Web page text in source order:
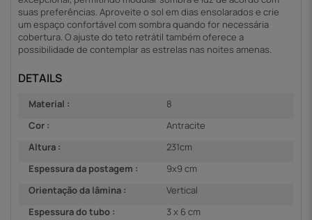
suas preferências. Aproveite o sol em dias ensolarados e crie
um espaço confortável com sombra quando for necessária
cobertura. O ajuste do teto retrátil também oferece a
possibilidade de contemplar as estrelas nas noites amenas.
DETAILS
Material :
8
Cor :
Antracite
Altura :
231cm
Espessura da postagem :
9x9 cm
Orientação da lâmina :
Vertical
Espessura do tubo :
3 x 6 cm